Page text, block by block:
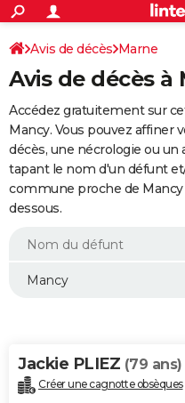
ACTUALITÉS
Politique
Société
Faits Divers
Education
Monde
Villes
+
SPORT
Coupe du monde 2026
Football
Tennis
Cyclisme
Rugby
Forum
Programme TV
TNTStreaming
Cinéma
Sorties cinéma
Musique
+
FINANCE
Retraite
Epargne
Immobilier
Risques naturels par ville
Assurance
AUTO
Essais
Réserver un essai
Citadines
Berlines
SUV
Forum auto
+
HIGH-TECH
BRICOLAGE
WEEK-END
Alimentation
Guide de la santé
Maladies
Médicaments
Sommeil
VOYAGE
Avis de décès Marne
Avis de décès à
Accédez gratuitement sur
Mancy. Vous pouvez affiner
décès, une nécrologie ou un
tapant le nom d'un défunt
commune proche de
dessous.
Jackie PLIEZ (79 ans)
Créer une cagnotte obsèques